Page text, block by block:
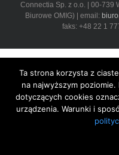
Connectia Sp. z o.o. | 00-739
Biurowe OMIG) | email:
faks: +48 22 1
Ta strona korzysta z
na najwyższym
dotyczących cookies
urządzenia. Warunki i